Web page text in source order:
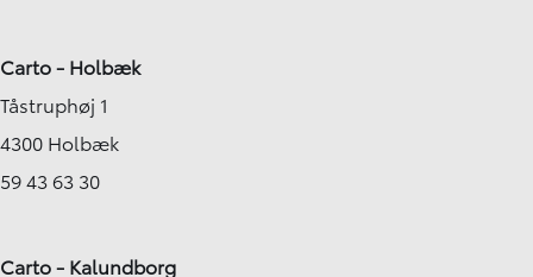
Carto - Holbæk
Tåstruphøj 1
4300 Holbæk
59 43 63 30
Carto - Kalundborg